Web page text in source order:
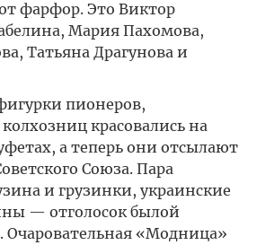
фарфор. Это Виктор
Мария Пахомова,
Татьяна Драгунова и
пионеров,
красовались на
а теперь они отсылают
Союза. Пара
и грузинки, украинские
— отголосок былой
Очаровательная «Модница»